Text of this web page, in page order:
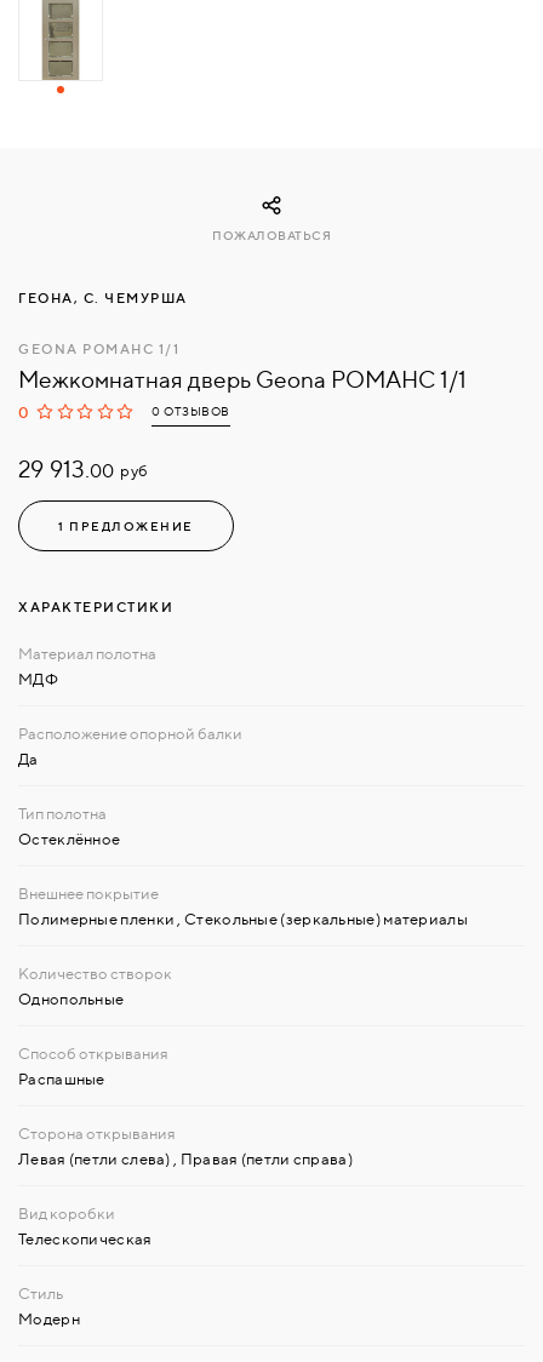
СВЯЗАТЬСЯ
ГЕОНА, С. ЧЕМУРША
GEONA РОМАНС 1/1
Межкомнатная дверь Geona РОМАНС 1/1
0 0 ОТЗЫВОВ
29 913.00 руб
1 ПРЕДЛОЖЕНИЕ
ПОЖАЛОВАТЬСЯ
ХАРАКТЕРИСТИКИ
МДФ
Да
Остеклённое
Полимерные пленки Стекольные (зеркальные) материалы
Однопольные
Распашные
Левая (петли слева) Правая (петли справа)
Телескопическая
Модерн